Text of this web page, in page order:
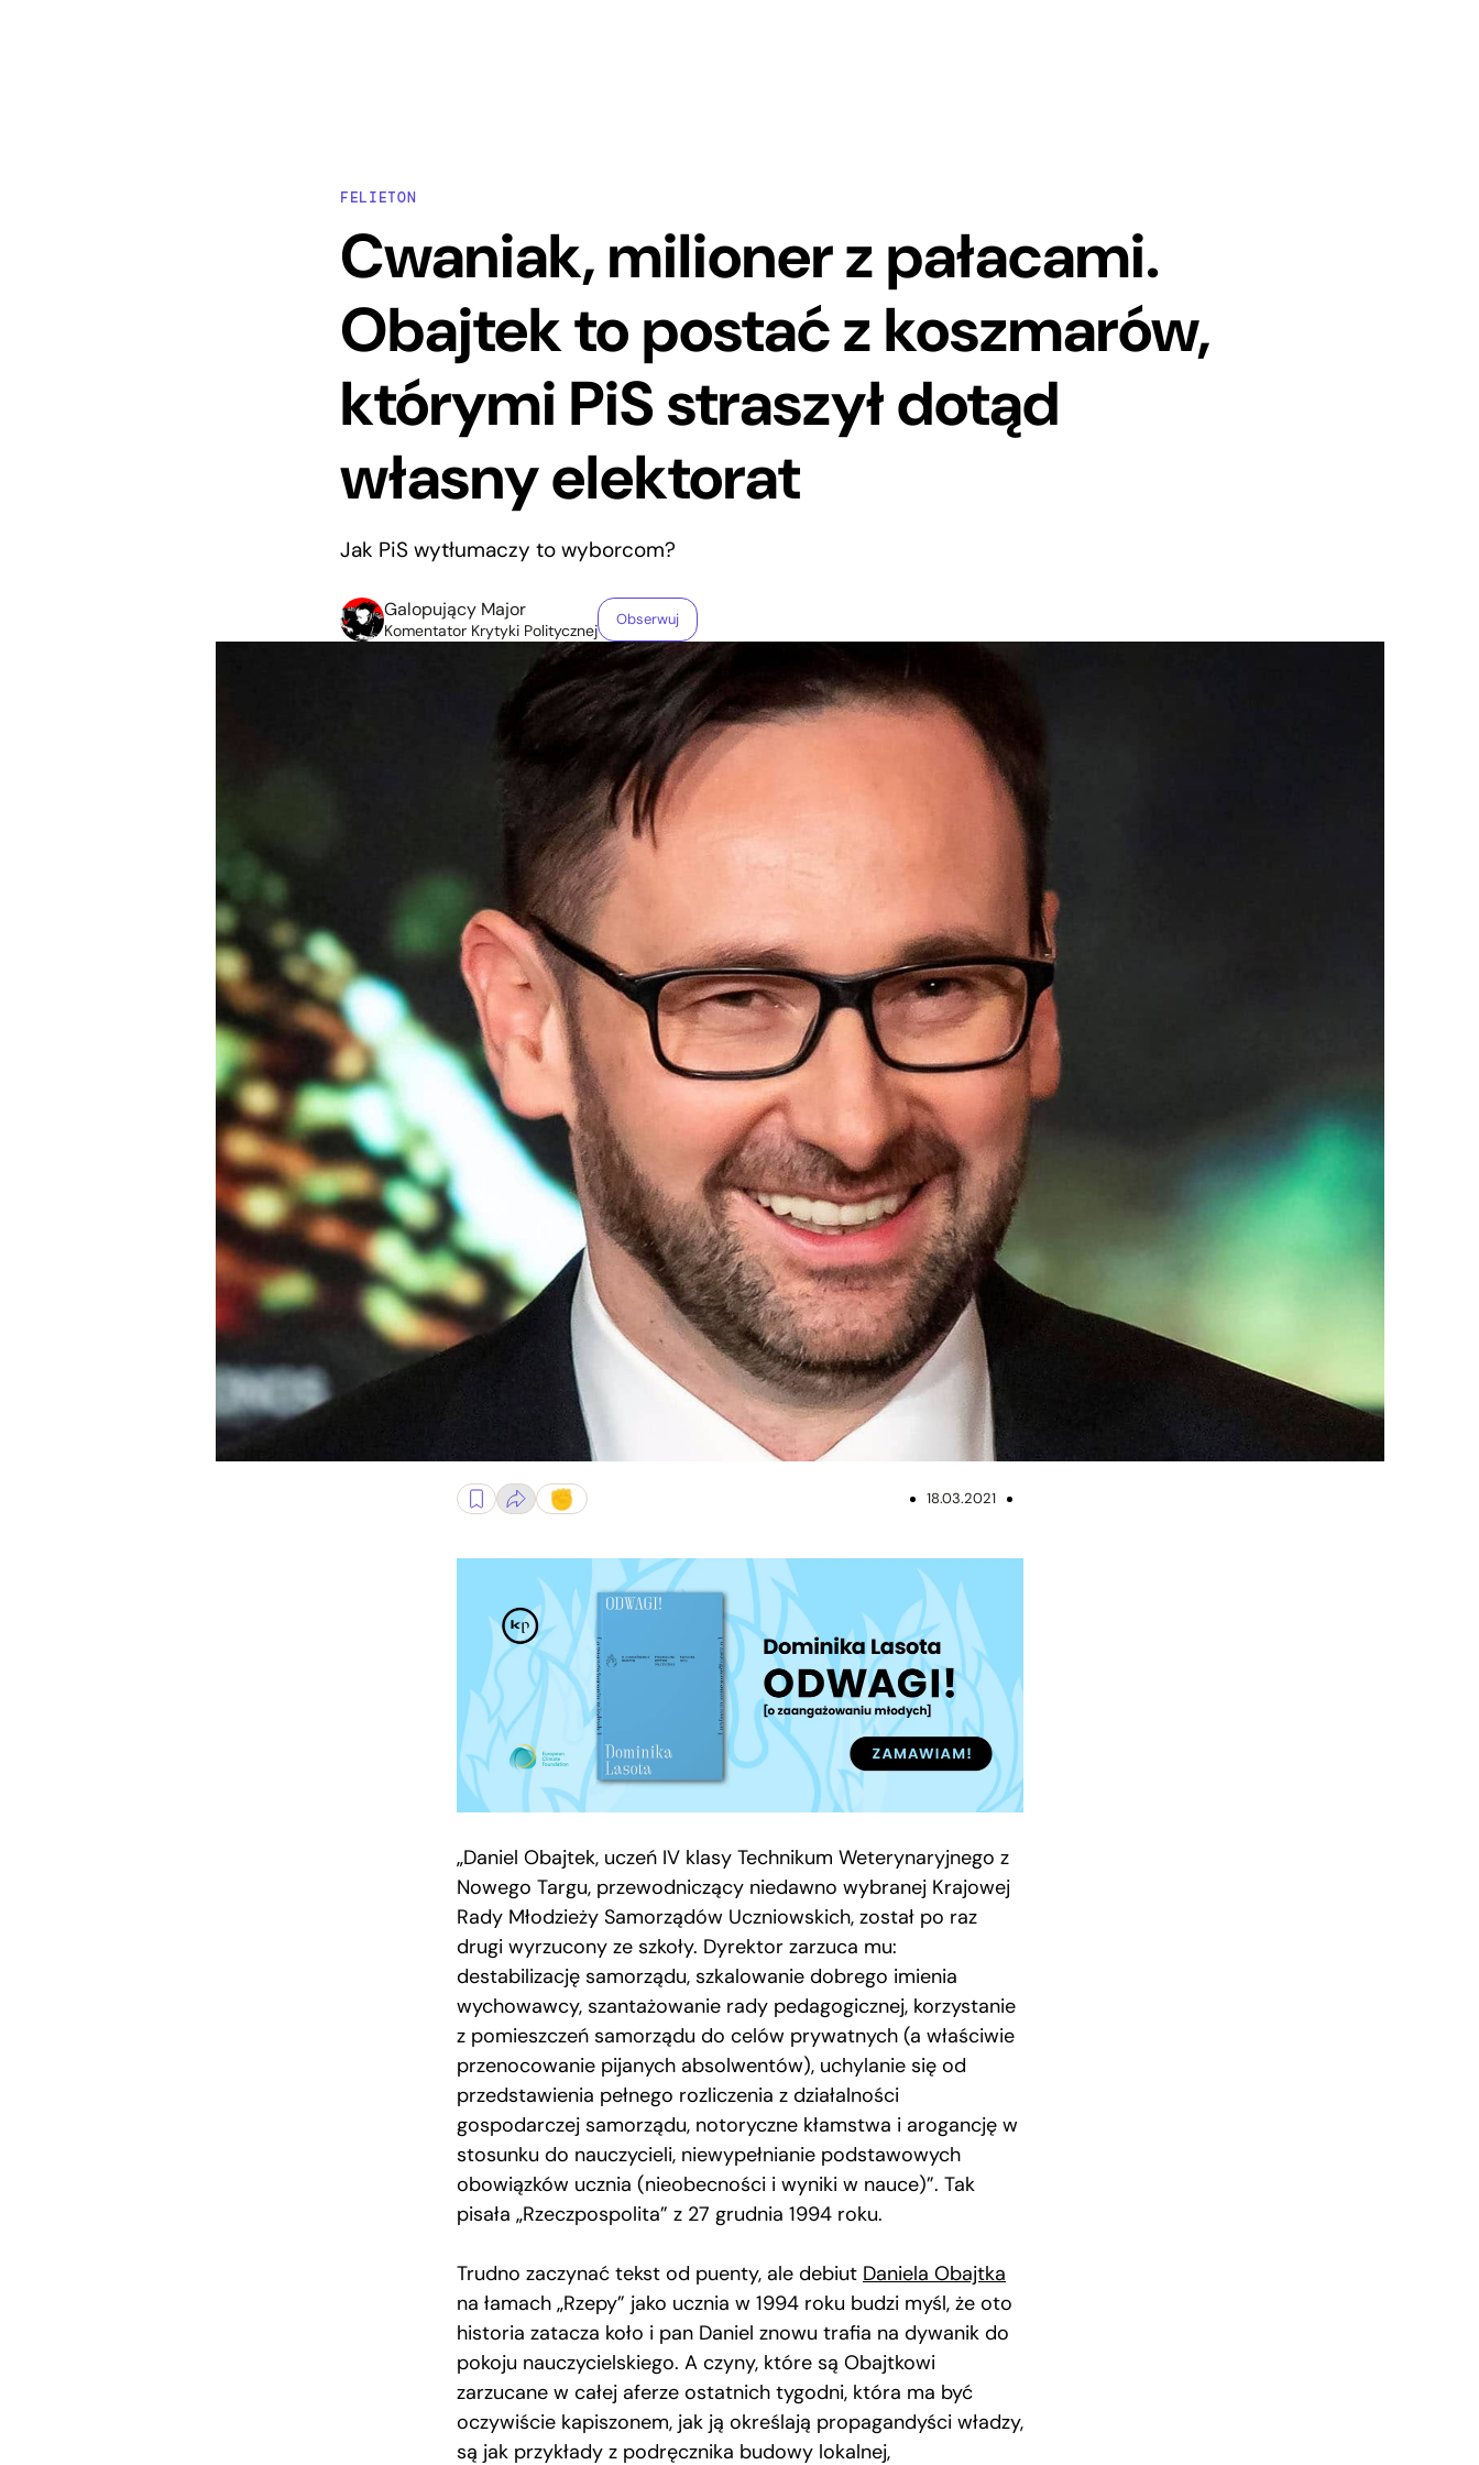
FELIETON
Cwaniak, milioner z pałacami.
Obajtek to postać z koszmarów,
którymi PiS straszył dotąd
własny elektorat
Jak PiS wytłumaczy to wyborcom?
Galopujący Major
Komentator Krytyki Politycznej
Obserwuj
18.03.2021
„Daniel Obajtek, uczeń IV klasy Technikum Weterynaryjnego z
Nowego Targu, przewodniczący niedawno wybranej Krajowej
Rady Młodzieży Samorządów Uczniowskich, został po raz
drugi wyrzucony ze szkoły. Dyrektor zarzuca mu:
destabilizację samorządu, szkalowanie dobrego imienia
wychowawcy, szantażowanie rady pedagogicznej, korzystanie
z pomieszczeń samorządu do celów prywatnych (a właściwie
przenocowanie pijanych absolwentów), uchylanie się od
przedstawienia pełnego rozliczenia z działalności
gospodarczej samorządu, notoryczne kłamstwa i arogancję w
stosunku do nauczycieli, niewypełnianie podstawowych
obowiązków ucznia (nieobecności i wyniki w nauce)”. Tak
pisała „Rzeczpospolita” z 27 grudnia 1994 roku.
Trudno zaczynać tekst od puenty, ale debiut Daniela Obajtka
na łamach „Rzepy” jako ucznia w 1994 roku budzi myśl, że oto
historia zatacza koło i pan Daniel znowu trafia na dywanik do
pokoju nauczycielskiego. A czyny, które są Obajtkowi
zarzucane w całej aferze ostatnich tygodni, która ma być
oczywiście kapiszonem, jak ją określają propagandyści władzy,
są jak przykłady z podręcznika budowy lokalnej,